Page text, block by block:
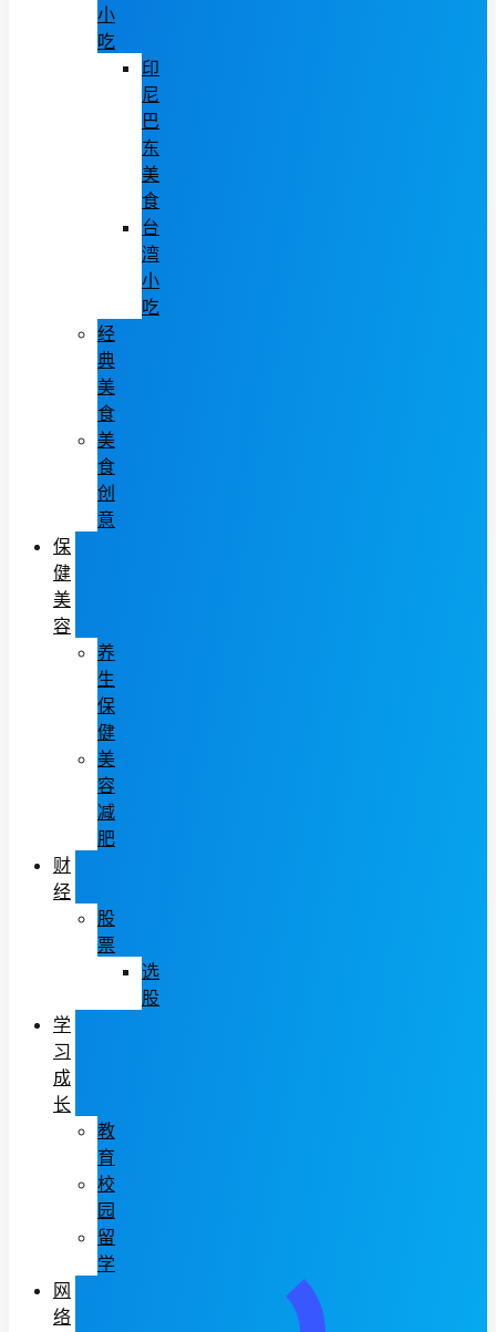
小
吃
印
尼
巴
东
美
食
台
湾
小
吃
经
典
美
食
美
食
创
意
保
健
美
容
养
生
保
健
美
容
减
肥
财
经
股
票
选
股
学
习
成
长
教
育
校
园
留
学
网
络